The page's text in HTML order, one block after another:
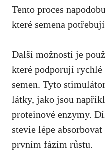
Tento proces
které semena
Další možností je
které podporují
semen. Tyto
látky, jako jsou
proteinové enzymy.
stevie lépe
prvním fázím růstu.